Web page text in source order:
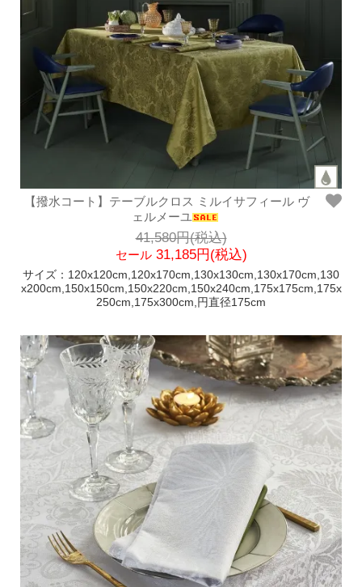
【撥水コート】テーブルクロス ミルイサフィール ヴ
ェルメーユ
41,580円(税込)
セール31,185円(税込)
サイズ：120x120cm,120x170cm,130x130cm,130x170cm,130
x200cm,150x150cm,150x220cm,150x240cm,175x175cm,175x
250cm,175x300cm,円直径175cm